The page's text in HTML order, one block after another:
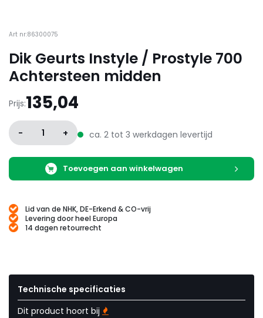
Art nr:86300075
Dik Geurts Instyle / Prostyle 700
Achtersteen midden
Prijs:135,04
- 1 + ca. 2 tot 3 werkdagen levertijd
Toevoegen aan winkelwagen
Lid van de NHK, DE-Erkend & CO-vrij
Levering door heel Europa
14 dagen retourrecht
Technische specificaties
Dit product hoort bij